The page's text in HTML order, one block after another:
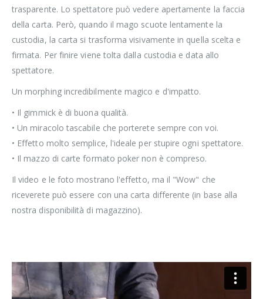
trasparente. Lo spettatore può vedere apertamente la faccia
della carta. Però, quando il mago scuote lentamente la
custodia, la carta si trasforma visivamente in quella scelta e
firmata. Per finire viene tolta dalla custodia e data allo
spettatore.
Un morphing incredibilmente magico e d'impatto.
• Il gimmick è di buona qualità.
• Un miracolo tascabile che porterete sempre con voi.
• Effetto molto semplice, l'ideale per stupire ogni spettatore.
• Il mazzo di carte formato poker non è compreso.
Il video e le foto mostrano l'effetto, ma il "Wow" che
riceverete può essere con una carta differente (in base alla
nostra disponibilità di magazzino).